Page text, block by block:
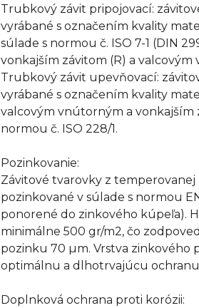
Trubkový závit pripojovací:
vyrábané s označením kvality
súlade s normou č. ISO 7-1 (DIN
vonkajším závitom (R) a
Trubkový závit upevňovací:
vyrábané s označením kvality
valcovým vnútorným a vonkajším
normou č. ISO 228/1.
Pozinkovanie:
Závitové tvarovky z temperovanej
pozinkované v súlade s normou
ponorené do zinkového kúpeľa).
minimálne 500 gr/m2, čo
pozinku 70 µm. Vrstva zinkového
optimálnu a dlhotrvajúcu ochranu
Doplnková ochrana proti korózii: